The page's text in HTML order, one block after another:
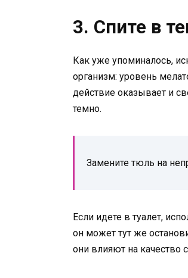
3. Спите в
Как уже упоминалось,
организм: уровень
действие оказывает и
темно.
Замените тюль на
Если идете в туалет,
он может тут же
они влияют на качество